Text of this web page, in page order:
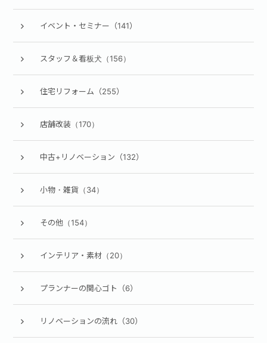
イベント・セミナー（141）
スタッフ＆看板犬（156）
住宅リフォーム（255）
店舗改装（170）
中古+リノベーション（132）
小物・雑貨（34）
その他（154）
インテリア・素材（20）
プランナーの関心ゴト（6）
リノベーションの流れ（30）